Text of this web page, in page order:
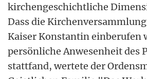
kirchengeschichtliche
Dass die
Kaiser Konstantin einberufen
persönliche Anwesenheit des
stattfand, wertete der